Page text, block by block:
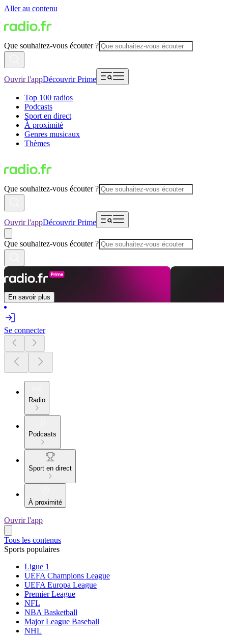
Aller au contenu
Que souhaitez-vous écouter ?
Ouvrir l'appDécouvrir Prime
Top 100 radios
Podcasts
Sport en direct
À proximité
Genres musicaux
Thèmes
Que souhaitez-vous écouter ?
Ouvrir l'appDécouvrir Prime
Que souhaitez-vous écouter ?
En savoir plus
Se connecter
Radio
Podcasts
Sport en direct
À proximité
Ouvrir l'app
Tous les contenus
Sports populaires
Ligue 1
UEFA Champions League
UEFA Europa League
Premier League
NFL
NBA Basketball
Major League Baseball
NHL